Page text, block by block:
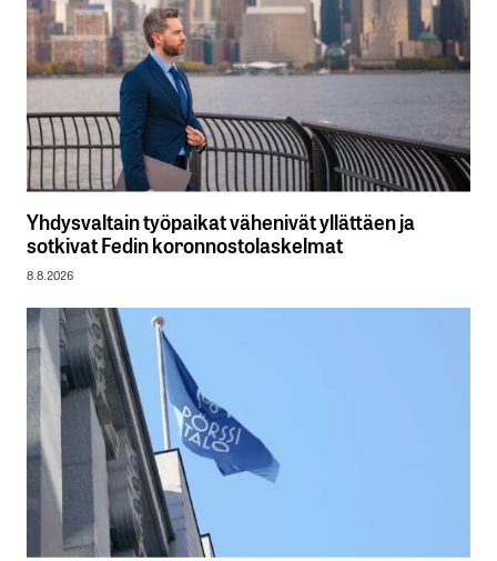
Yhdysvaltain työpaikat vähenivät yllättäen ja
sotkivat Fedin koronnostolaskelmat
8.8.2026